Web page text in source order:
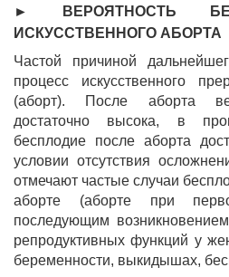
► ВЕРОЯТНОСТЬ
ИСКУССТВЕННОГО АБОРТА
Частой причиной
процесс искусственного
(аборт). После аборта
достаточно высока, в
бесплодие после аборта
условии отсутствия
отмечают частые случаи
аборте (аборте при
последующим
репродуктивных функций у
беременности, выкидышах,